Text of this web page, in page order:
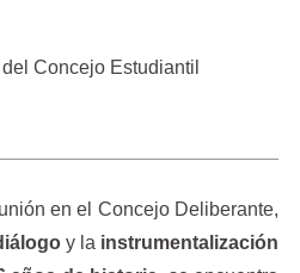
Concejo Estudiantil
en el Concejo Deliberante,
y la instrumentalización